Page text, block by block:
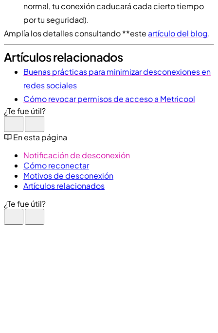
normal, tu conexión caducará cada cierto tiempo
por tu seguridad).
Amplía los detalles consultando **este artículo del blog.
Artículos relacionados
Buenas prácticas para minimizar desconexiones en
redes sociales
Cómo revocar permisos de acceso a Metricool
¿Te fue útil?
En esta página
Notificación de desconexión
Cómo reconectar
Motivos de desconexión
Artículos relacionados
¿Te fue útil?